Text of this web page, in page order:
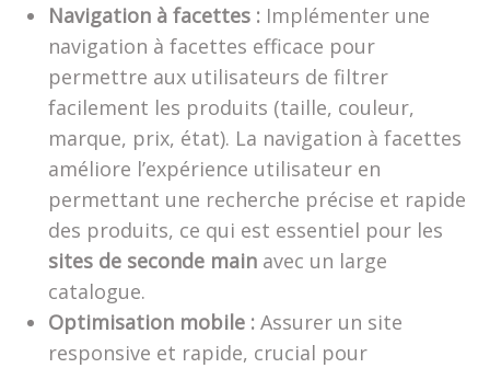
Navigation à facettes : Implémenter une
navigation à facettes efficace pour
permettre aux utilisateurs de filtrer
facilement les produits (taille, couleur,
marque, prix, état). La navigation à facettes
améliore l’expérience utilisateur en
permettant une recherche précise et rapide
des produits, ce qui est essentiel pour les
sites de seconde main avec un large
catalogue.
Optimisation mobile : Assurer un site
responsive et rapide, crucial pour